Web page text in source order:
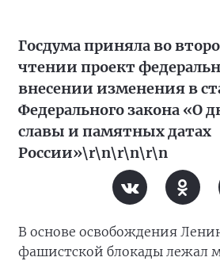
Госдума приняла во
чтении проект
внесении изменения в
Федерального закона «О
славы и памятных датах
России»\r\n\r\n\r\n
В основе освобождения
фашистской блокады лежал